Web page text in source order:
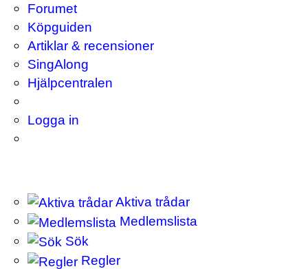
Forumet
Köpguiden
Artiklar & recensioner
SingAlong
Hjälpcentralen
Logga in
Aktiva trådar
Medlemslista
Sök
Regler